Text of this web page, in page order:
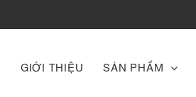
GIỚI THIỆU SẢN PHẨM